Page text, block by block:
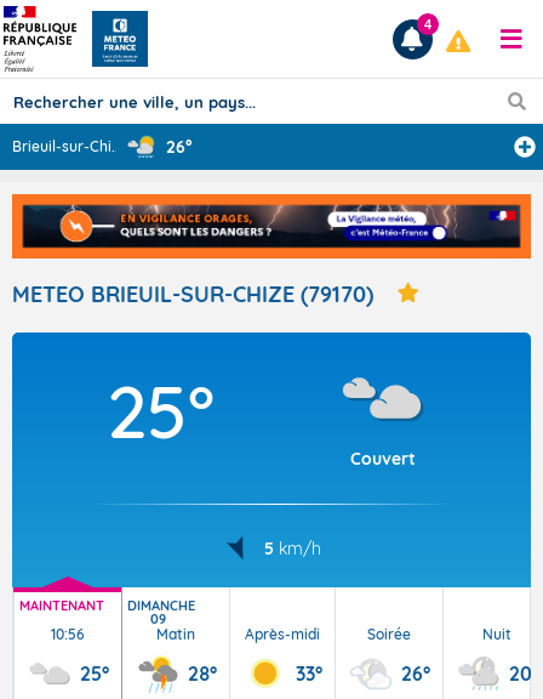
Prévisions
TOUS LES RÉSULTATS
Articles
4
Brieuil-sur-Chi... 26°
METEO BRIEUIL-SUR-CHIZE (79170)
25°
Couvert
5 km/h
MAINTENANT
10:56
25°
DIMANCHE
09
Matin
28°
Après-midi
33°
Soirée
26°
Nuit
20°